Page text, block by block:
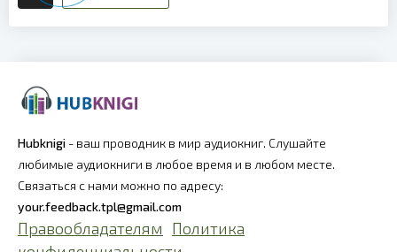
Hubknigi - ваш проводник в мир аудиокниг. Слушайте
любимые аудиокниги в любое время и в любом месте.
Связаться с нами можно по адресу:
your.feedback.tpl@gmail.com
Правообладателям Политика